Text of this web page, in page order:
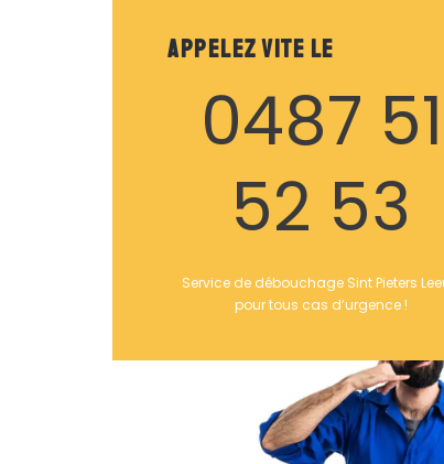
Appelez vite le
0487 51
52 53
Service de débouchage Sint Pieters
pour tous cas d’urgence !